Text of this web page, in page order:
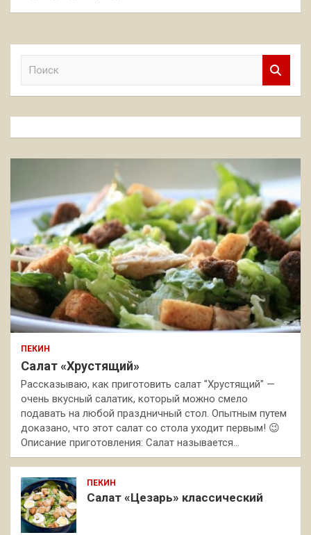
к
ПЕКИН
Салат «Хрустящий»
Рассказываю, как приготовить салат "Хрустящий" —
очень вкусный салатик, который можно смело
подавать на любой праздничный стол. Опытным путем
доказано, что этот салат со стола уходит первым! 😉
Описание приготовления: Салат называется…
ПЕКИН
Салат «Цезарь» классический